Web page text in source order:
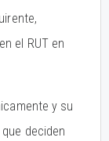
el RUT en
y su
deciden